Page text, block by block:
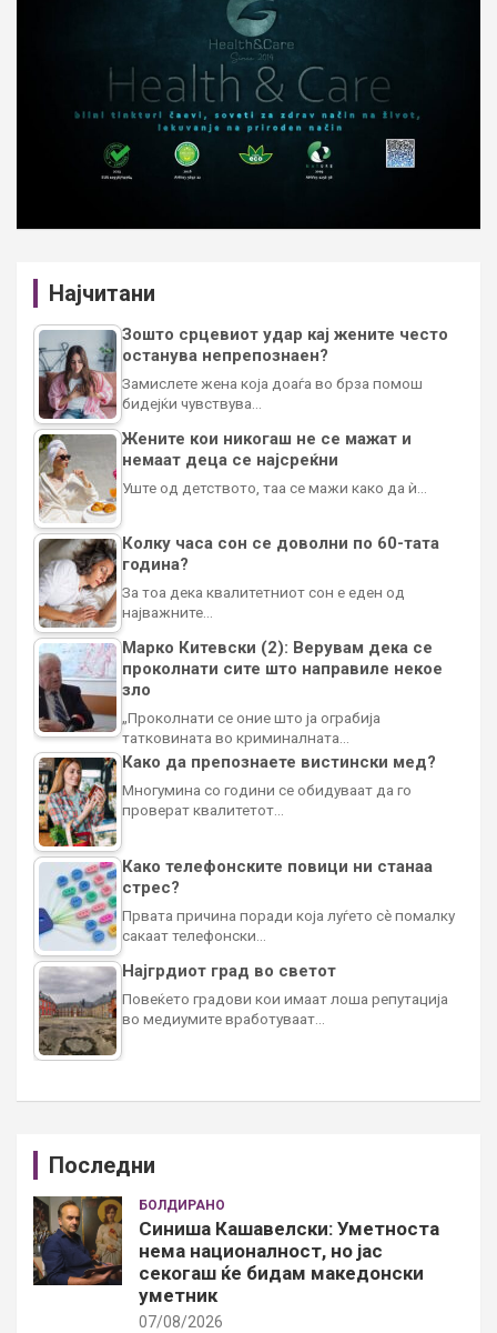
Најчитани
Зошто срцевиот удар кај жените често
останува непрепознаен?
Замислете жена која доаѓа во брза помош
бидејќи чувствува…
Жените кои никогаш не се мажат и
немаат деца се најсреќни
Уште од детството, таа се мажи како да ѝ…
Колку часа сон се доволни по 60-тата
година?
За тоа дека квалитетниот сон е еден од
најважните…
Марко Китевски (2): Верувам дека се
проколнати сите што направиле некое
зло
„Проколнати се оние што ја ограбија
татковината во криминалната…
Како да препознаете вистински мед?
Многумина со години се обидуваат да го
проверат квалитетот…
Како телефонските повици ни станаа
стрес?
Првата причина поради која луѓето сè помалку
сакаат телефонски…
Најгрдиот град во светот
Повеќето градови кои имаат лоша репутација
во медиумите вработуваат…
Последни
БОЛДИРАНО
Синиша Кашавелски: Уметноста
нема националност, но јас
секогаш ќе бидам македонски
уметник
07/08/2026